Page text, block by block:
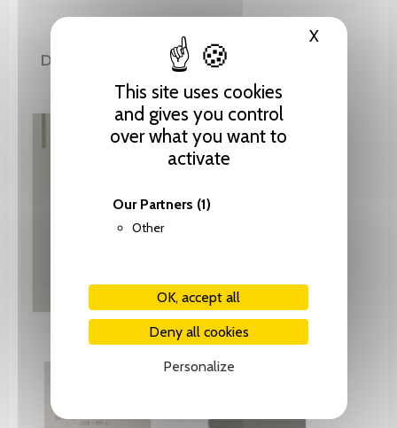
This site uses cookies
and gives you control
over what you want to
activate
Our Partners (1)
Other
OK, accept all
Deny all cookies
Personalize
XHide
DE LA MÊME COLLECTION